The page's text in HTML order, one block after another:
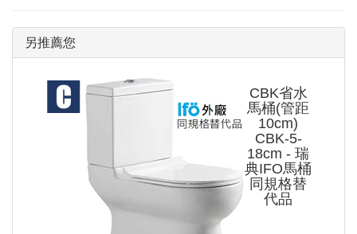
另推薦您
CBK省水
馬桶(管距
10cm)
CBK-5-
18cm - 瑞
典IFO馬桶
同規格替
代品